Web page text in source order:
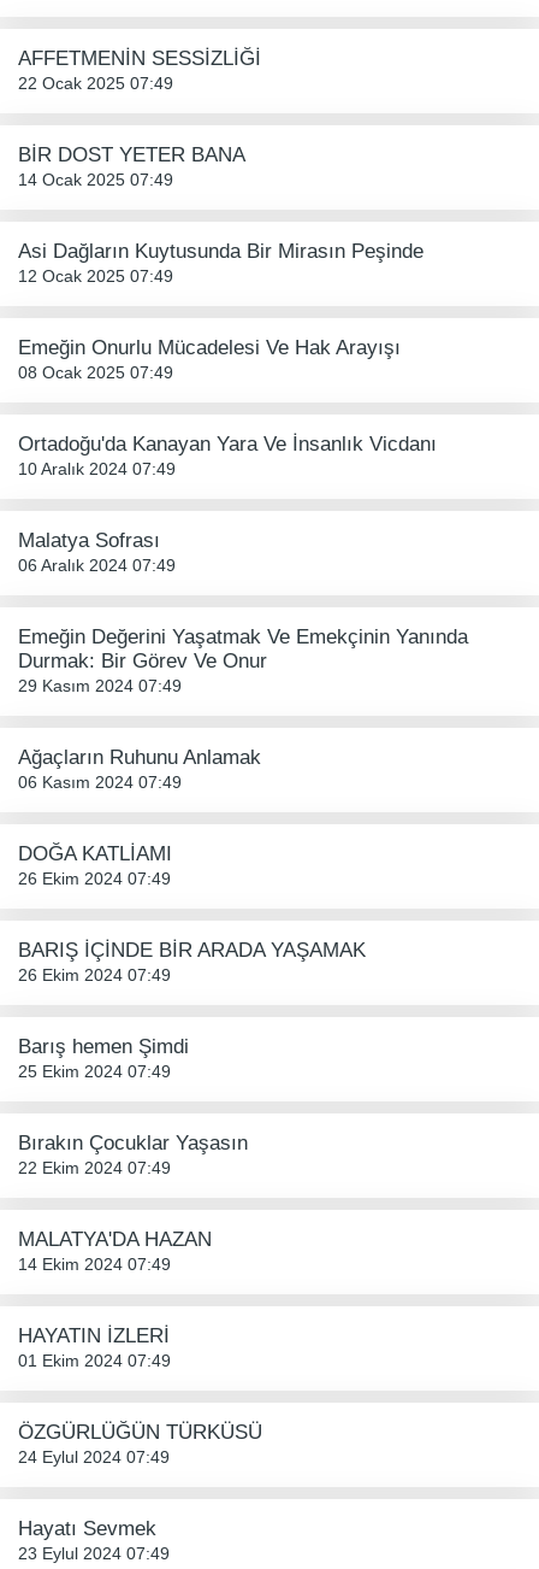
AFFETMENİN SESSİZLİĞİ
22 Ocak 2025 07:49
BİR DOST YETER BANA
14 Ocak 2025 07:49
Asi Dağların Kuytusunda Bir Mirasın Peşinde
12 Ocak 2025 07:49
Emeğin Onurlu Mücadelesi Ve Hak Arayışı
08 Ocak 2025 07:49
Ortadoğu'da Kanayan Yara Ve İnsanlık Vicdanı
10 Aralık 2024 07:49
Malatya Sofrası
06 Aralık 2024 07:49
Emeğin Değerini Yaşatmak Ve Emekçinin Yanında
Durmak: Bir Görev Ve Onur
29 Kasım 2024 07:49
Ağaçların Ruhunu Anlamak
06 Kasım 2024 07:49
DOĞA KATLİAMI
26 Ekim 2024 07:49
BARIŞ İÇİNDE BİR ARADA YAŞAMAK
26 Ekim 2024 07:49
Barış hemen Şimdi
25 Ekim 2024 07:49
Bırakın Çocuklar Yaşasın
22 Ekim 2024 07:49
MALATYA'DA HAZAN
14 Ekim 2024 07:49
HAYATIN İZLERİ
01 Ekim 2024 07:49
ÖZGÜRLÜĞÜN TÜRKÜSÜ
24 Eylul 2024 07:49
Hayatı Sevmek
23 Eylul 2024 07:49